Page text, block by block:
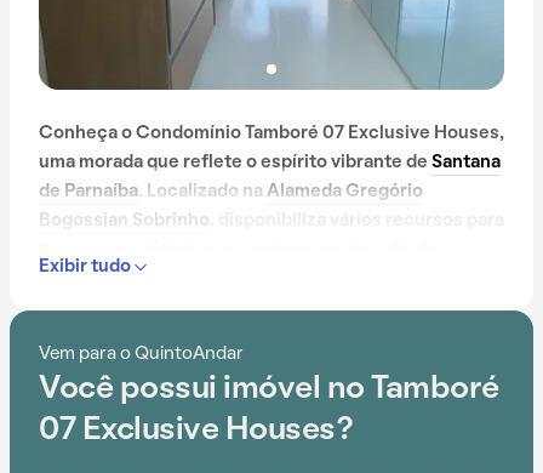
Conheça o Condomínio Tamboré 07 Exclusive Houses,
uma morada que reflete o espírito vibrante de Santana
de Parnaíba. Localizado na Alameda Gregório
Bogossian Sobrinho
Exclusive Houses já é muito conhecido na região.
Contando com portaria 24 horas, academia, piscina,
Exibir tudo
Vem para o QuintoAndar
Você possui imóvel no Tamboré
07 Exclusive Houses?